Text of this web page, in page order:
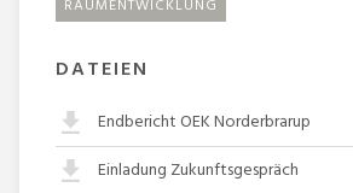
RAUMENTWICKLUNG
DATEIEN
Endbericht OEK Norderbrarup
Einladung Zukunftsgespräch